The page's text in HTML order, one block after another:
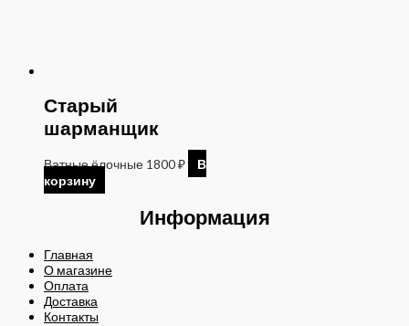
Старый
шарманщик
Ватные ёлочные 1800₽
В
корзину
Информация
Главная
О магазине
Оплата
Доставка
Контакты